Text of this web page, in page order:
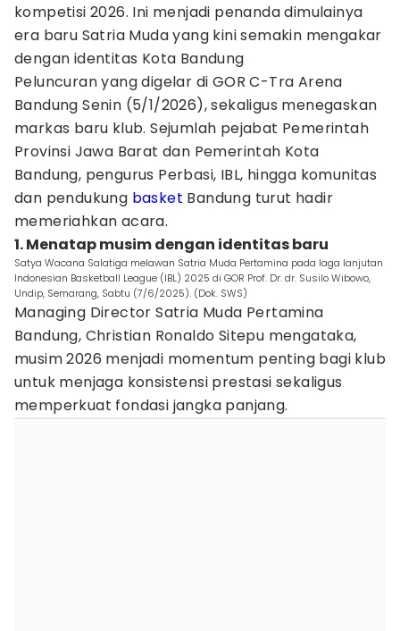
kompetisi 2026. Ini menjadi penanda dimulainya
era baru Satria Muda yang kini semakin mengakar
dengan identitas Kota Bandung
Peluncuran yang digelar di GOR C-Tra Arena
Bandung Senin (5/1/2026), sekaligus menegaskan
markas baru klub. Sejumlah pejabat Pemerintah
Provinsi Jawa Barat dan Pemerintah Kota
Bandung, pengurus Perbasi, IBL, hingga komunitas
dan pendukung basket Bandung turut hadir
memeriahkan acara.
1. Menatap musim dengan identitas baru
Satya Wacana Salatiga melawan Satria Muda Pertamina pada laga lanjutan
Indonesian Basketball League (IBL) 2025 di GOR Prof. Dr. dr. Susilo Wibowo,
Undip, Semarang, Sabtu (7/6/2025). (Dok. SWS)
Managing Director Satria Muda Pertamina
Bandung, Christian Ronaldo Sitepu mengataka,
musim 2026 menjadi momentum penting bagi klub
untuk menjaga konsistensi prestasi sekaligus
memperkuat fondasi jangka panjang.